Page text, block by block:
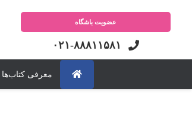
عضویت باشگاه
معرفی کتاب‌ها